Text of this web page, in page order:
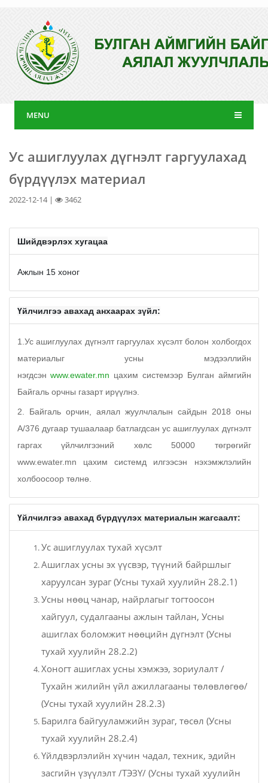
MENU
Ус ашиглуулах дүгнэлт гаргуулахад
бүрдүүлэх материал
2022-12-14 | 3462
Шийдвэрлэх хугацаа
Ажлын 15 хоног
Үйлчилгээ авахад анхаарах зүйл:
1.Ус ашиглуулах дүгнэлт гаргуулах хүсэлт болон холбогдох
материалыг усны мэдээллийн
нэгдсэнwww.ewater.mn цахим системээр Булган аймгийн
Байгаль орчны газарт ирүүлнэ.
2. Байгаль орчин, аялал жуулчлалын сайдын 2018 оны
А/376 дугаар тушаалаар батлагдсан ус ашиглуулах дүгнэлт
гаргах үйлчилгээний хөлс 50000 төгрөгийг
www.ewater.mn цахим системд илгээсэн нэхэмжлэлийн
холбоосоор төлнө.
Үйлчилгээ авахад бүрдүүлэх материалын жагсаалт:
Ус ашиглуулах тухай хүсэлт
Ашиглах усны эх үүсвэр, түүний байршлыг
харуулсан зураг (Усны тухай хуулийн 28.2.1)
Усны нөөц чанар, найрлагыг тогтоосон
хайгуул, судалгааны ажлын тайлан, Усны
ашиглах боломжит нөөцийн дүгнэлт (Усны
тухай хуулийн 28.2.2)
Хоногт ашиглах усны хэмжээ, зориулалт /
Тухайн жилийн үйл ажиллагааны төлөвлөгөө/
(Усны тухай хуулийн 28.2.3)
Барилга байгууламжийн зураг, төсөл (Усны
тухай хуулийн 28.2.4)
Үйлдвэрлэлийн хүчин чадал, техник, эдийн
засгийн үзүүлэлт /ТЭЗҮ/ (Усны тухай хуулийн